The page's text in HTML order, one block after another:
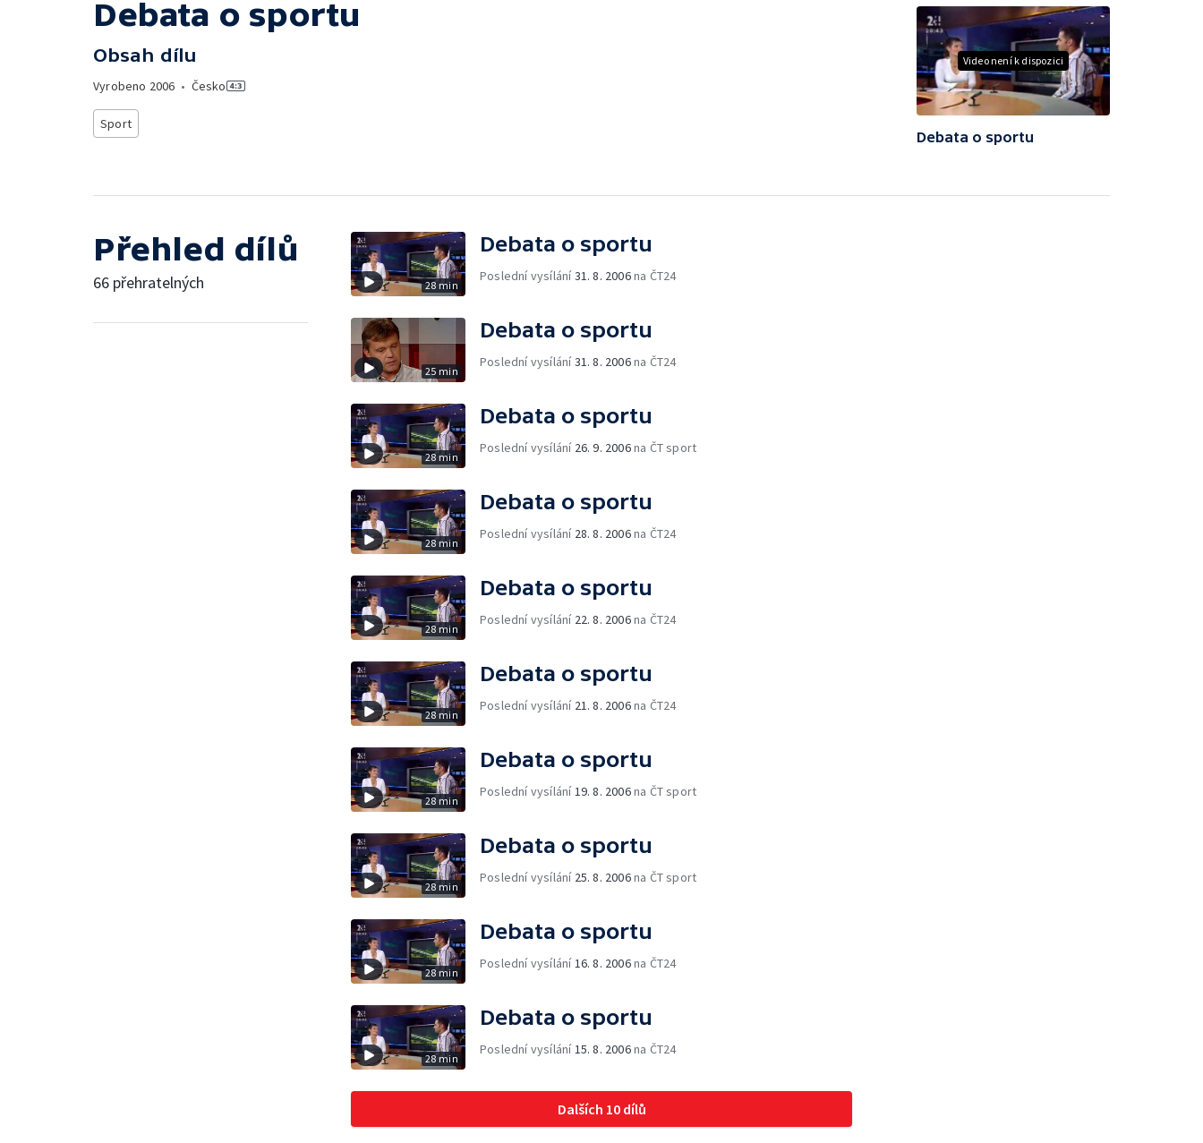
Debata o sportu
Obsah dílu
Vyrobeno 2006 • Česko
Sport
Video není k dispozici
Debata o sportu
Přehled dílů
66 přehratelných 28 min
Debata o sportu
Poslední vysílání31. 8. 2006na ČT24
25 min
Debata o sportu
Poslední vysílání31. 8. 2006na ČT24
28 min
Debata o sportu
Poslední vysílání 26. 9. 2006na ČT sport
28 min
Debata o sportu
Poslední vysílání 28. 8. 2006na ČT24
28 min
Debata o sportu
Poslední vysílání 22. 8. 2006na ČT24
28 min
Debata o sportu
Poslední vysílání 21. 8. 2006na ČT24
28 min
Debata o sportu
Poslední vysílání 19. 8. 2006na ČT sport
28 min
Debata o sportu
Poslední vysílání 25. 8. 2006na ČT sport
28 min
Debata o sportu
Poslední vysílání 16. 8. 2006na ČT24
28 min
Debata o sportu
Poslední vysílání 15. 8. 2006na ČT24
Dalších 10 dílů